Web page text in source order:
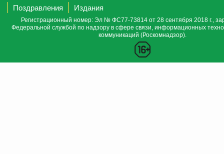
Поздравления
Издания
Регистрационный номер: Эл № ФС77-73814 от 28 сентября 2018 г.,
Федеральной службой по надзору в сфере связи, информационных
коммуникаций (Роскомнадзор).